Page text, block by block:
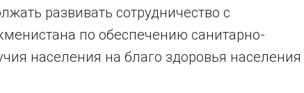
развивать сотрудничество с
по обеспечению санитарно-
населения на благо здоровья населения